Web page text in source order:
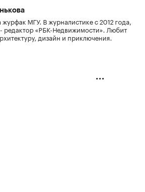
МГУ. В журналистике с 2012 года,
редактор «РБК-Недвижимости». Любит
дизайн и приключения.